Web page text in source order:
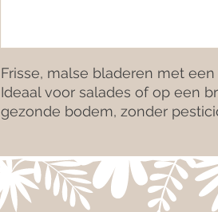
Frisse, malse bladeren met
Ideaal voor salades of op een
gezonde bodem, zonder